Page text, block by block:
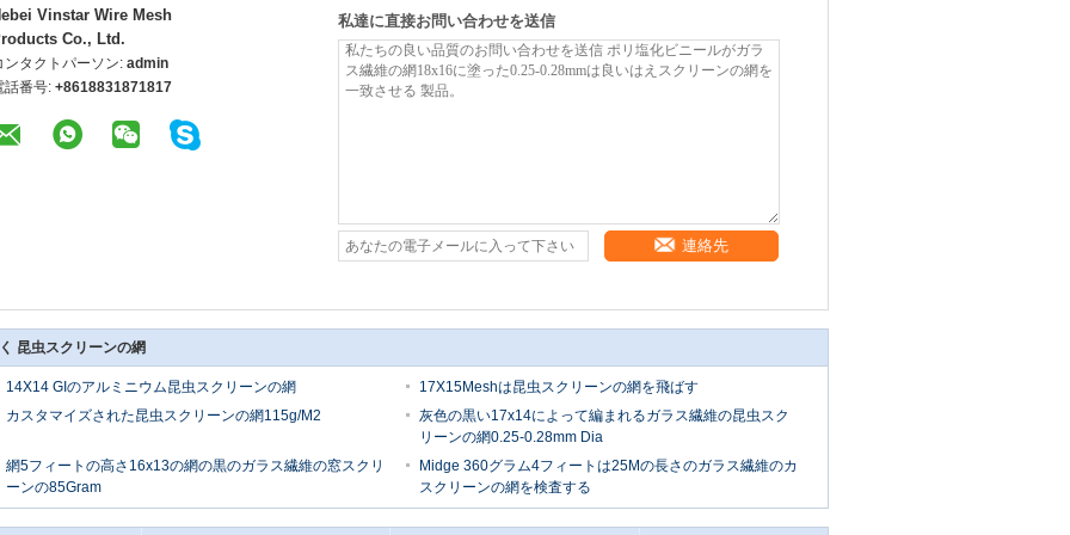
Vinstar Wire Mesh
Co., Ltd.
ンタクトパーソン: admin
話番号: +8618831871817
私達に直接お問い合わせを送信
連絡先
昆虫スクリーンの網
14X14 GIのアルミニウム昆虫スクリーンの網
17X15Meshは昆虫スクリーンの網を飛ばす
カスタマイズされた昆虫スクリーンの網115g/M2
灰色の黒い17x14によって編まれるガラス繊維の昆虫スク
リーンの網0.25-0.28mm Dia
網5フィートの高さ16x13の網の黒のガラス繊維の窓スクリ
ーンの85Gram
Midge 360グラム4フィートは25Mの長さのガラス繊維のカ
スクリーンの網を検査する